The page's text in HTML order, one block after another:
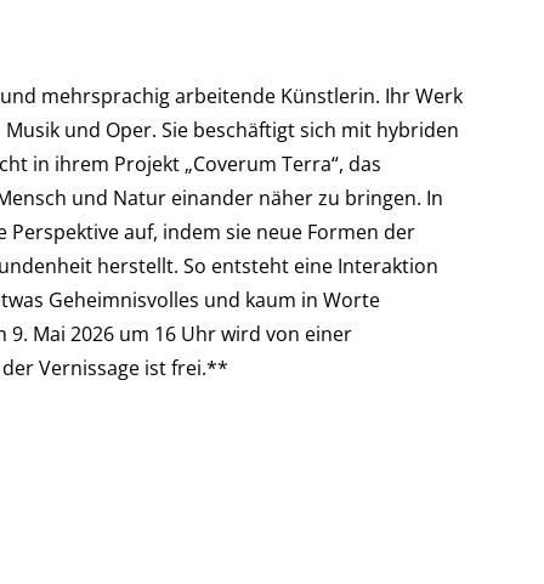
mehrsprachig arbeitende Künstlerin. Ihr Werk
und Oper. Sie beschäftigt sich mit hybriden
in ihrem Projekt „Coverum Terra“, das
und Natur einander näher zu bringen. In
auf, indem sie neue Formen der
herstellt. So entsteht eine Interaktion
Geheimnisvolles und kaum in Worte
9. Mai 2026 um 16 Uhr wird von einer
Vernissage ist frei.**